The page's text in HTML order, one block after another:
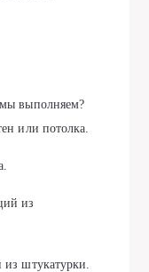
выполняем?
или потолка.
из
из штукатурки.